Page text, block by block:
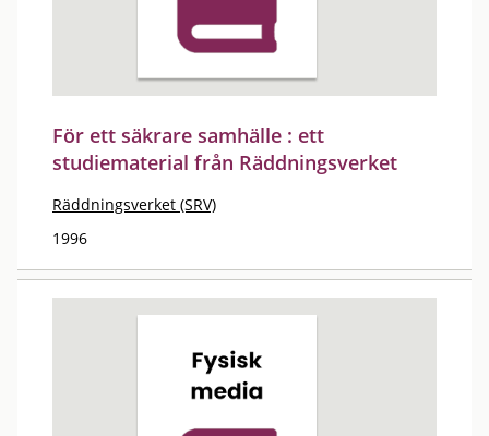
För ett säkrare samhälle : ett
studiematerial från Räddningsverket
Räddningsverket (SRV)
1996